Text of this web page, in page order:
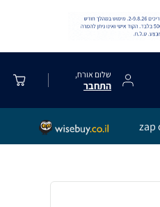
שלום אורח,
התחבר
zap